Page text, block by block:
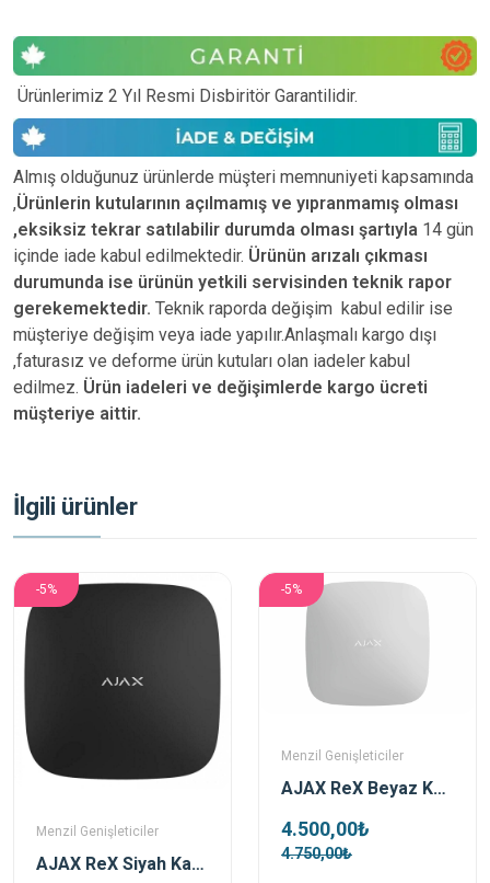
Ürünlerimiz 2 Yıl Resmi Disbiritör Garantilidir.
Almış olduğunuz ürünlerde müşteri memnuniyeti kapsamında
,Ürünlerin kutularının açılmamış ve yıpranmamış olması
,eksiksiz tekrar satılabilir durumda olması şartıyla 14 gün
içinde iade kabul edilmektedir. Ürünün arızalı çıkması
durumunda ise ürünün yetkili servisinden teknik rapor
gerekemektedir. Teknik raporda değişim kabul edilir ise
müşteriye değişim veya iade yapılır.Anlaşmalı kargo dışı
,faturasız ve deforme ürün kutuları olan iadeler kabul
edilmez. Ürün iadeleri ve değişimlerde kargo ücreti
müşteriye aittir.
İlgili ürünler
-5%
Menzil Genişleticiler
AJAX ReX Siyah Kablosuz Mesafe Genişletici (Repeater)
-5%
Menzil Genişleticiler
AJAX ReX Beyaz Kablosuz Mesafe Genişletici (Repeater)
4.500,00₺
4.750,00₺